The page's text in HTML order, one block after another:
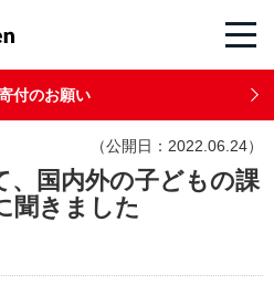
付のお願い
（公開日：2022.06.24）
、国内外の子どもの課
聞きました